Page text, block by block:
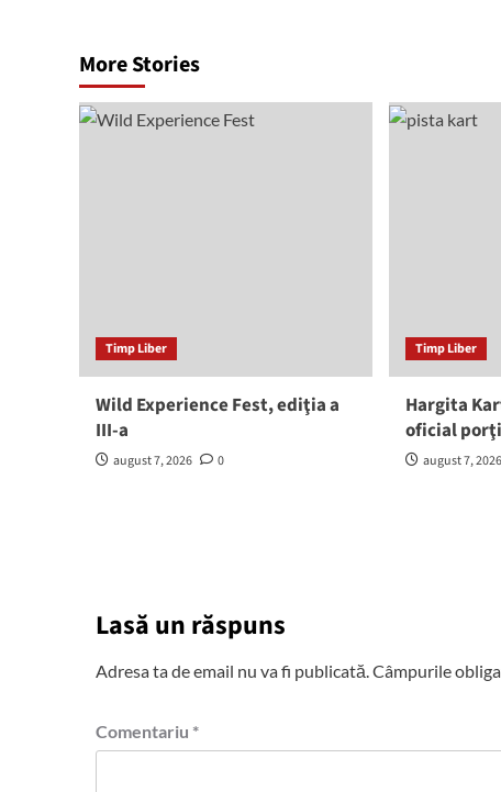
More Stories
Timp Liber
Wild Experience Fest, ediţia a
III-a
august 7, 2026 0
Timp Liber
Hargita
oficial
august 7, 2026
Lasă un răspuns
Adresa ta de email nu va fi publicată.Câmpurile
Comentariu *